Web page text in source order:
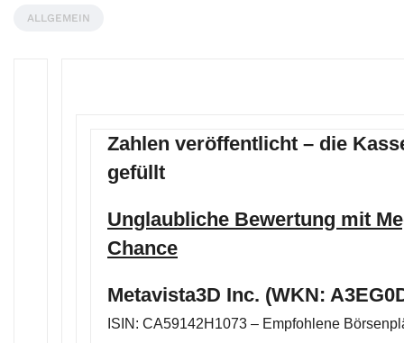
ALLGEMEIN
Zahlen veröffentlicht – die
gefüllt
Unglaubliche Bewertung mit
Chance
Metavista3D Inc. (WKN:
ISIN: CA59142H1073 – Empfohlene